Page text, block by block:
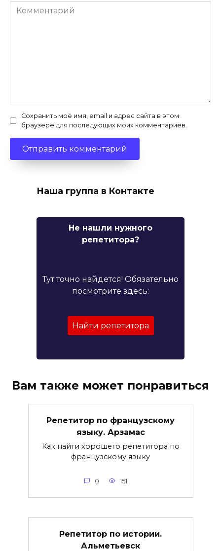
Комментарий
Сохранить моё имя, email и адрес сайта в этом
браузере для последующих моих комментариев.
Наша группа в Контакте
Не нашли нужного
репетитора?
Тут точно найдется! Обязательно
посмотрите здесь:
Найти репетитора
Вам также может понравиться
Репетитор по французскому
языку. Арзамас
Как найти хорошего репетитора по
французскому языку
0 151
Репетитор по истории.
Альметьевск